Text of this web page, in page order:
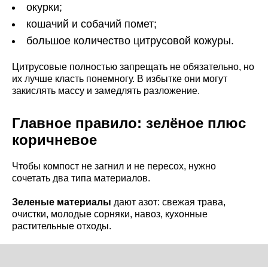
окурки;
кошачий и собачий помет;
большое количество цитрусовой кожуры.
Цитрусовые полностью запрещать не обязательно, но
их лучше класть понемногу. В избытке они могут
закислять массу и замедлять разложение.
Главное правило: зелёное плюс
коричневое
Чтобы компост не загнил и не пересох, нужно
сочетать два типа материалов.
Зеленые материалы дают азот: свежая трава,
очистки, молодые сорняки, навоз, кухонные
растительные отходы.